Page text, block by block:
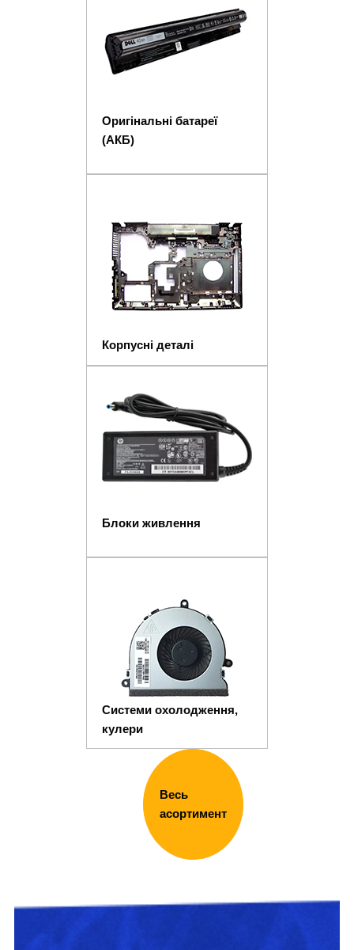
Оригінальні батареї
(АКБ)
Корпусні деталі
Блоки живлення
Системи охолодження,
кулери
Весь
асортимент